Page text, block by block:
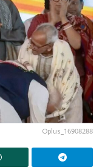
Oplus_16908288